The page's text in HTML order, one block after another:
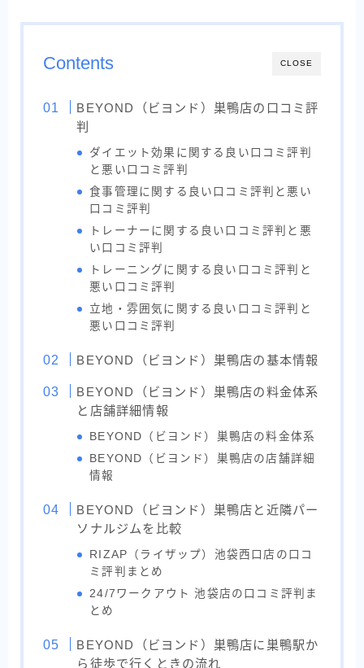
CLOSE
Contents
BEYOND（ビヨンド）巣鴨店の口コミ評
判
ダイエット効果に関する良い口コミ評判
と悪い口コミ評判
食事管理に関する良い口コミ評判と悪い
口コミ評判
トレーナーに関する良い口コミ評判と悪
い口コミ評判
トレーニングに関する良い口コミ評判と
悪い口コミ評判
立地・雰囲気に関する良い口コミ評判と
悪い口コミ評判
BEYOND（ビヨンド）巣鴨店の基本情報
BEYOND（ビヨンド）巣鴨店の料金体系
と店舗詳細情報
BEYOND（ビヨンド）巣鴨店の料金体系
BEYOND（ビヨンド）巣鴨店の店舗詳細
情報
BEYOND（ビヨンド）巣鴨店と近隣パー
ソナルジムを比較
RIZAP（ライザップ）池袋西口店の口コ
ミ評判まとめ
24/7ワークアウト 池袋店の口コミ評判ま
とめ
BEYOND（ビヨンド）巣鴨店に巣鴨駅か
ら徒歩で行くときの流れ